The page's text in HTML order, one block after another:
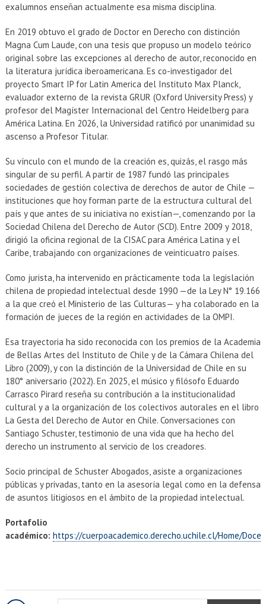
exalumnos enseñan actualmente esa misma disciplina.
En 2019 obtuvo el grado de Doctor en Derecho con distinción
Magna Cum Laude, con una tesis que propuso un modelo teórico
original sobre las excepciones al derecho de autor, reconocido en
la literatura jurídica iberoamericana. Es co-investigador del
proyecto Smart IP for Latin America del Instituto Max Planck,
evaluador externo de la revista GRUR (Oxford University Press) y
profesor del Magíster Internacional del Centro Heidelberg para
América Latina. En 2026, la Universidad ratificó por unanimidad su
ascenso a Profesor Titular.
Su vínculo con el mundo de la creación es, quizás, el rasgo más
singular de su perfil. A partir de 1987 fundó las principales
sociedades de gestión colectiva de derechos de autor de Chile —
instituciones que hoy forman parte de la estructura cultural del
país y que antes de su iniciativa no existían—, comenzando por la
Sociedad Chilena del Derecho de Autor (SCD). Entre 2009 y 2018,
dirigió la oficina regional de la CISAC para América Latina y el
Caribe, trabajando con organizaciones de veinticuatro países.
Como jurista, ha intervenido en prácticamente toda la legislación
chilena de propiedad intelectual desde 1990 —de la Ley N° 19.166
a la que creó el Ministerio de las Culturas— y ha colaborado en la
formación de jueces de la región en actividades de la OMPI.
Esa trayectoria ha sido reconocida con los premios de la Academia
de Bellas Artes del Instituto de Chile y de la Cámara Chilena del
Libro (2009), y con la distinción de la Universidad de Chile en su
180° aniversario (2022). En 2025, el músico y filósofo Eduardo
Carrasco Pirard reseña su contribución a la institucionalidad
cultural y a la organización de los colectivos autorales en el libro
La Gesta del Derecho de Autor en Chile. Conversaciones con
Santiago Schuster, testimonio de una vida que ha hecho del
derecho un instrumento al servicio de los creadores.
Socio principal de Schuster Abogados, asiste a organizaciones
públicas y privadas, tanto en la asesoría legal como en la defensa
de asuntos litigiosos en el ámbito de la propiedad intelectual.
Portafolio
académico: https://cuerpoacademico.derecho.uchile.cl/Home/